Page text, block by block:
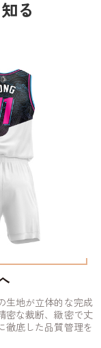
る
生地が立体的な完成
密な裁断、緻密で丈
徹底した品質管理を